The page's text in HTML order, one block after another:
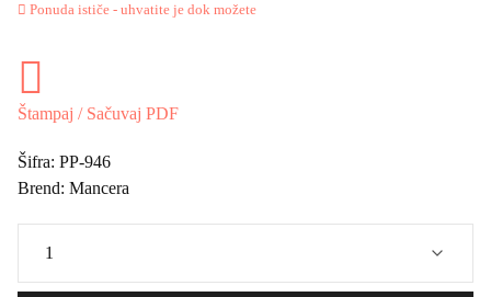
Ponuda ističe - uhvatite je dok možete
Štampaj / Sačuvaj PDF
Šifra: PP-946
Brend: Mancera